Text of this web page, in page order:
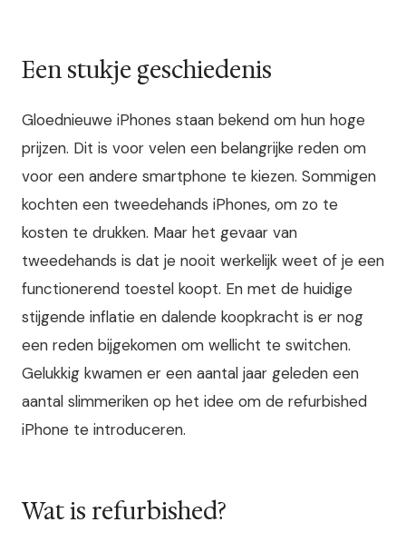
Een stukje geschiedenis
Gloednieuwe iPhones staan bekend om hun hoge
prijzen. Dit is voor velen een belangrijke reden om
voor een andere smartphone te kiezen. Sommigen
kochten een tweedehands iPhones, om zo te
kosten te drukken. Maar het gevaar van
tweedehands is dat je nooit werkelijk weet of je een
functionerend toestel koopt. En met de huidige
stijgende inflatie en dalende koopkracht is er nog
een reden bijgekomen om wellicht te switchen.
Gelukkig kwamen er een aantal jaar geleden een
aantal slimmeriken op het idee om de refurbished
iPhone te introduceren.
Wat is refurbished?